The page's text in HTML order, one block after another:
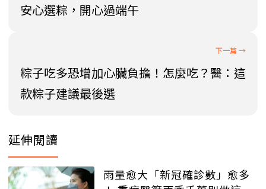
安心選粽，開心過端午
粽子吃多恐增加心臟負擔！怎麼吃？醫：這
款粽子建議最後選
延伸閱讀
雨量愈大「新冠確診數」愈多